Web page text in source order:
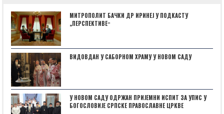
МИТРОПОЛИТ БАЧКИ ДР ИРИНЕЈ У ПОДКАСТУ
„ПЕРСПЕКТИВЕˮ
ВИДОВДАН У САБОРНОМ ХРАМУ У НОВОМ САДУ
У НОВОМ САДУ ОДРЖАН ПРИЈЕМНИ ИСПИТ ЗА УПИС У
БОГОСЛОВИЈЕ СРПСКЕ ПРАВОСЛАВНЕ ЦРКВЕ